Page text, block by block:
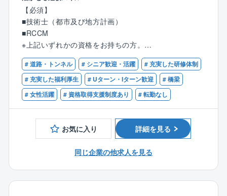
■納品先の稼働状況によって休日出勤可能性があります
が、振休・代休の取得が必須となります。
■17時以降のお問い合わせはコールセンターにて一次対
応するため緊急対応は少なく、目安として拠点単位で
月1～2件となります。個人単位ではもっと少ないので
ご安心ください。
■出張:日本各地に拠点がありますので、営業所の担当
エリア内での対応が基本となります。そのため、日帰
りが基本の働き方となりますが、大型案件で他拠点の
能性は0ではありません。
【同社について】
【具体的には】
都市マスタープラン、都市マスタープラン基礎調査、
都市交通計画等、道路・交通やまちづくりに関する企
画・調査・計画 等
■就業環境について
現在の全社の残業時間平均は35時間です。同社ではこ
れまで外部コンサルの力も借りながら、残業時間の削
減に取り組んで参りました。
［1］生産性をあげること［2］クオリティをあげるこ
と［3］社員の成長実感を持つことの3点を重要視し、
社員全員で取り組むことで、大幅な残業削減に繋げら
システムで解決できる部分と、社員の意識改革で行う
の働きやすい環境に繋がっています。
【必須】
■技術士（都市及び地方計画）
■RCCM
※上記いずれかの資格をお持ちの方。
■監理技術者としての実務経験
【歓迎】
■メンバーのマネジメント経験
# 道路・トンネル # シニア歓迎・活躍
# 充実した研修体制
# 充実した福利厚生
# Uターン・Iターン歓迎
# 橋梁
# 女性活躍
# 資格取得支援制度あり # 転勤なし
お気に入り 詳細を見る
同じ企業の他求人を見る